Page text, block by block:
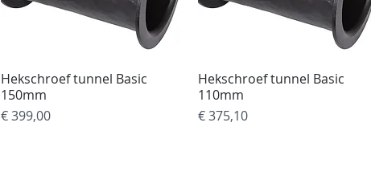
Snel overzicht
Hekschroef tunnel Basic
150mm
Prijs
€ 399,00
Snel overzicht
Hekschroef tunnel Basic
110mm
Prijs
€ 375,10